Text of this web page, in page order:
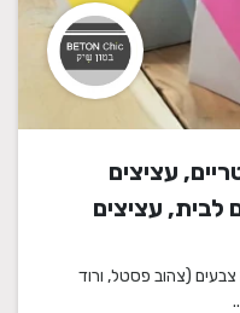
עציצים
לבית, עציצים
מתנה,
צבעים (צהוב פסטל, ורוד